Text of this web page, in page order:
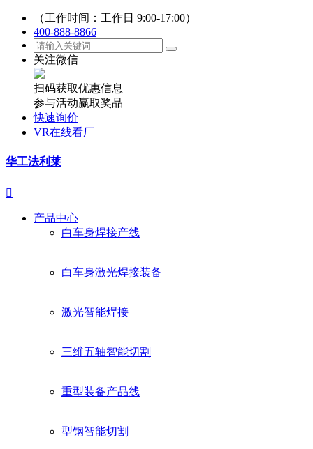
（工作时间：工作日 9:00-17:00）
400-888-8866
关注微信
扫码获取优惠信息
参与活动赢取奖品
快速询价
VR在线看厂
华工法利莱

产品中心
白车身焊接产线
白车身激光焊接装备
激光智能焊接
三维五轴智能切割
重型装备产品线
型钢智能切割